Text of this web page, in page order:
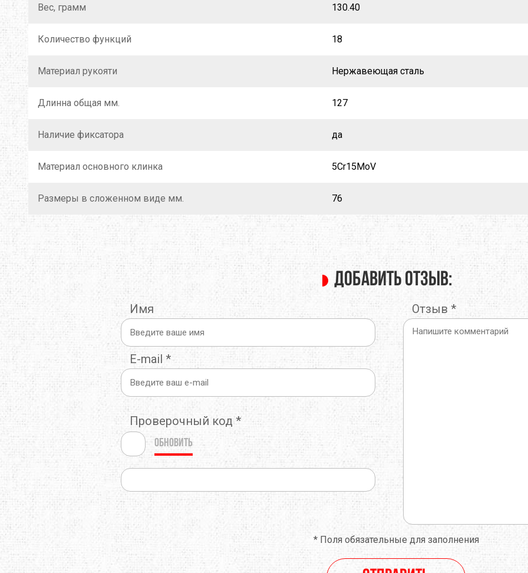
Вес, грамм 130.40
Количество функций 18
Материал рукояти Нержавеющая сталь
Длинна общая мм. 127
Наличие фиксатора да
Материал основного клинка 5Cr15MoV
Размеры в сложенном виде мм. 76
Добавить отзыв:
Имя
E-mail *
Проверочный код *
Обновить
Отзыв*
*Поля обязательные для заполнения